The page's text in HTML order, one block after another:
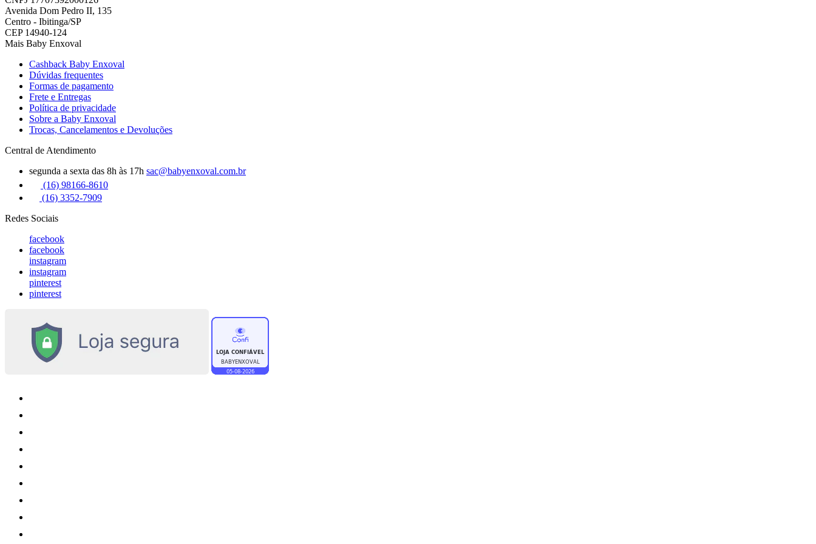
Avenida Dom Pedro II, 135
Centro - Ibitinga/SP
CEP 14940-124
Mais Baby Enxoval
Cashback Baby Enxoval
Dúvidas frequentes
Formas de pagamento
Frete e Entregas
Política de privacidade
Sobre a Baby Enxoval
Trocas, Cancelamentos e Devoluções
Central de Atendimento
segunda a sexta das 8h às 17h sac@babyenxoval.com.br
(16) 98166-8610
(16) 3352-7909
Redes Sociais
facebook
facebook
instagram
instagram
pinterest
pinterest